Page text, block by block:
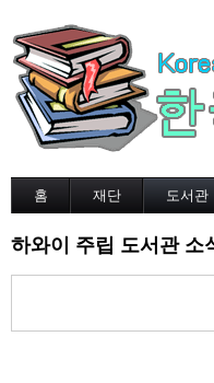
홈 재단 도서관
하와이 주립 도서관 소